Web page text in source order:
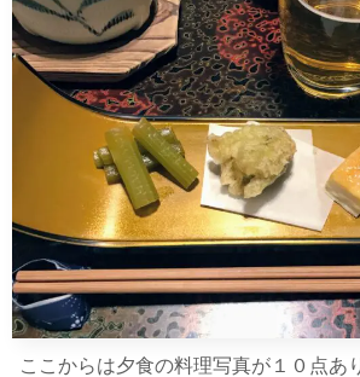
ここからは夕食の料理写真が１０点あ